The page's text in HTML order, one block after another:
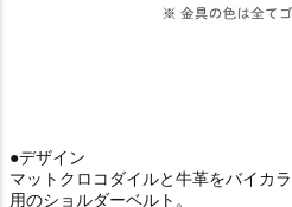
●デザイン
マットクロコダイルと牛革をバイカ
用のショルダーベルト。